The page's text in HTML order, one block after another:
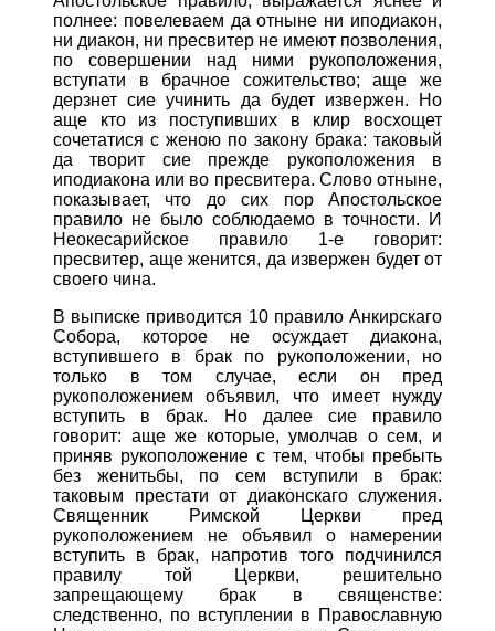
полнее: повелеваем да отныне ни иподиакон,
ни диакон, ни пресвитер не имеют позволения,
по совершении над ними рукоположения,
вступати в брачное сожительство; аще же
дерзнет сие учинить да будет извержен. Но
аще кто из поступивших в клир восхощет
сочетатися с женою по закону брака: таковый
да творит сие прежде рукоположения в
иподиакона или во пресвитера. Слово отныне,
показывает, что до сих пор Апостольское
правило не было соблюдаемо в точности. И
Неокесарийское правило 1-е говорит:
пресвитер, аще женится, да извержен будет от
своего чина.
В выписке приводится 10 правило Анкирскаго
Собора, которое не осуждает диакона,
вступившего в брак по рукоположении, но
только в том случае, если он пред
рукоположением объявил, что имеет нужду
вступить в брак. Но далее сие правило
говорит: аще же которые, умолчав о сем, и
приняв рукоположение с тем, чтобы пребыть
без женитьбы, по сем вступили в брак:
таковым престати от диаконскаго служения.
Священник Римской Церкви пред
рукоположением не объявил о намерении
вступить в брак, напротив того подчинился
правилу той Церкви, решительно
запрещающему брак в священстве:
следственно, по вступлении в Православную